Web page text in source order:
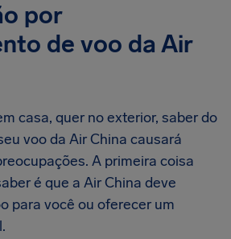
por
de voo da Air
casa, quer no exterior, saber do
voo da Air China causará
A primeira coisa
é que a Air China deve
para você ou oferecer um